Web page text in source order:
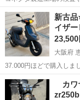
日128日★クリーンルー
★就業先食堂利用可！日払
工場のお仕事 ◇コネクタ
茨城 常陸大宮市
新古品
イザ
23,500
大阪府
37.000円ほどで購入しま
す。 送料無料です！ ま
可能な 時間、日程を最
しくっ...
大阪 大阪市 恵
カワ